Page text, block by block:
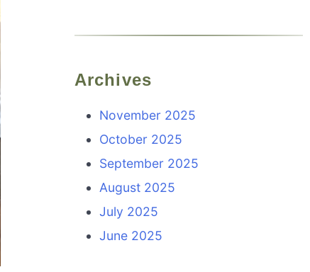
Archives
November 2025
October 2025
September 2025
August 2025
July 2025
June 2025